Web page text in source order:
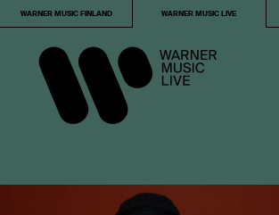
WARNER MUSIC FINLAND WARNER MUSIC LIVE